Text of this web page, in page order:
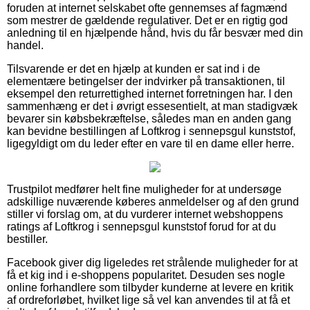
foruden at internet selskabet ofte gennemses af fagmænd
som mestrer de gældende regulativer. Det er en rigtig god
anledning til en hjælpende hånd, hvis du får besvær med din
handel.
Tilsvarende er det en hjælp at kunden er sat ind i de
elementære betingelser der indvirker på transaktionen, til
eksempel den returrettighed internet forretningen har. I den
sammenhæng er det i øvrigt essesentielt, at man stadigvæk
bevarer sin købsbekræftelse, således man en anden gang
kan bevidne bestillingen af Loftkrog i sennepsgul kunststof,
ligegyldigt om du leder efter en vare til en dame eller herre.
Trustpilot medfører helt fine muligheder for at undersøge
adskillige nuværende køberes anmeldelser og af den grund
stiller vi forslag om, at du vurderer internet webshoppens
ratings af Loftkrog i sennepsgul kunststof forud for at du
bestiller.
Facebook giver dig ligeledes ret strålende muligheder for at
få et kig ind i e-shoppens popularitet. Desuden ses nogle
online forhandlere som tilbyder kunderne at levere en kritik
af ordreforløbet, hvilket lige så vel kan anvendes til at få et